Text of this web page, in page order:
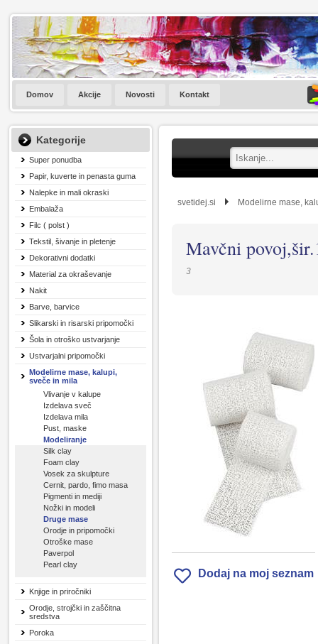
Domov Akcije Novosti Kontakt
Kategorije
Super ponudba
Papir, kuverte in penasta guma
Nalepke in mali okraski
Embalaža
Filc ( polst )
Tekstil, šivanje in pletenje
Dekorativni dodatki
Material za okraševanje
Nakit
Barve, barvice
Slikarski in risarski pripomočki
Šola in otroško ustvarjanje
Ustvarjalni pripomočki
Modelirne mase, kalupi,
sveče in mila
Vlivanje v kalupe
Izdelava sveč
Izdelava mila
Pust, maske
Modeliranje
Silk clay
Foam clay
Vosek za skulpture
Cernit, pardo, fimo masa
Pigmenti in mediji
Nožki in modeli
Druge mase
Orodje in pripomočki
Otroške mase
Paverpol
Pearl clay
Knjige in priročniki
Orodje, strojčki in zaščitna
sredstva
Poroka
svetidej.si Modelirne mase,
Mavčni
3
Dodaj na moj seznam